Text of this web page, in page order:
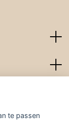
te passen